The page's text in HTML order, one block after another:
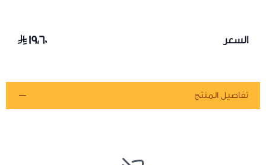
السعر ١٩٫٦٠
تفاصيل المنتج